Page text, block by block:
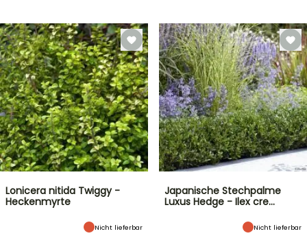
Lonicera nitida Twiggy -
Heckenmyrte
Nicht lieferbar
Japanische Stechpalme
Luxus Hedge - Ilex cre…
Nicht lieferbar